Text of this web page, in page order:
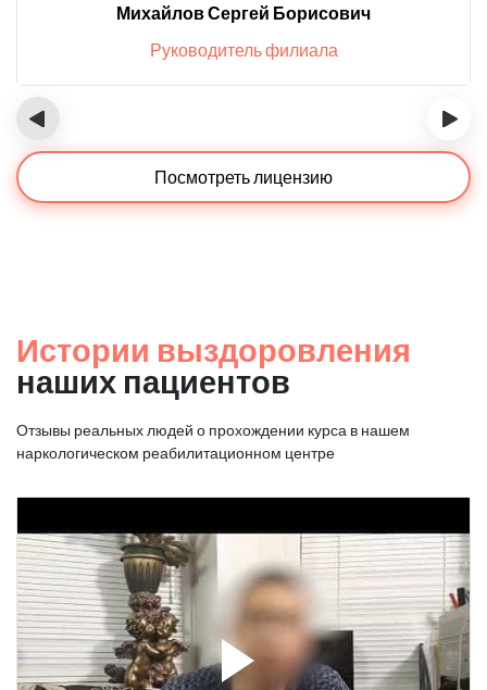
Михайлов Сергей Борисович
Руководитель филиала
‹ ›
Посмотреть лицензию
Истории выздоровления
наших пациентов
Отзывы реальных людей о прохождении курса в нашем
наркологическом реабилитационном центре